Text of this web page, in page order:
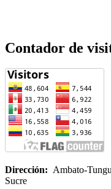
Contador de
Dirección: Ambato-
Sucre